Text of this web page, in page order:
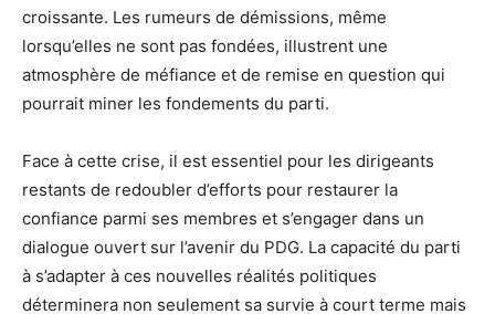
croissante. Les rumeurs de démissions, même
lorsqu’elles ne sont pas fondées, illustrent une
atmosphère de méfiance et de remise en question qui
pourrait miner les fondements du parti.
Face à cette crise, il est essentiel pour les dirigeants
restants de redoubler d’efforts pour restaurer la
confiance parmi ses membres et s’engager dans un
dialogue ouvert sur l’avenir du PDG. La capacité du parti
à s’adapter à ces nouvelles réalités politiques
déterminera non seulement sa survie à court terme mais